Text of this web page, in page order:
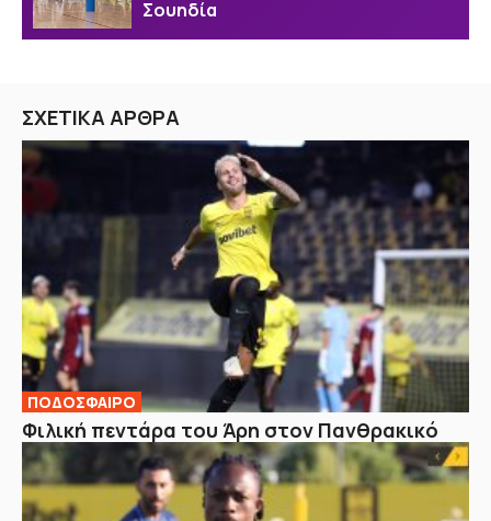
Σουηδία
ΣΧΕΤΙΚΑ ΑΡΘΡΑ
ΠΟΔΟΣΦΑΙΡΟ
Φιλική πεντάρα του Άρη στον Πανθρακικό